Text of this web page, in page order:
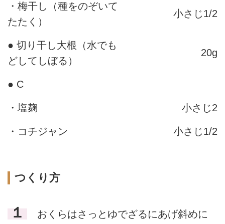
・梅干し（種をのぞいて
たたく）
小さじ1/2
● 切り干し大根（水でも
どしてしぼる）
20g
● C
・塩麹 小さじ2
・コチジャン 小さじ1/2
つくり方
１ おくらはさっとゆでざるにあげ斜めに